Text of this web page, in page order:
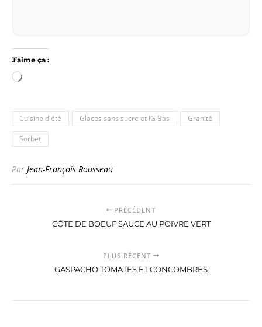
J’aime ça :
Chargement…
Cuisine d'été Glaces sans sucre et IG Bas Granité
Sorbet
Par Jean-François Rousseau
PRÉCÉDENT
CÔTE DE BOEUF SAUCE AU POIVRE VERT
PLUS RÉCENT
GASPACHO TOMATES ET CONCOMBRES